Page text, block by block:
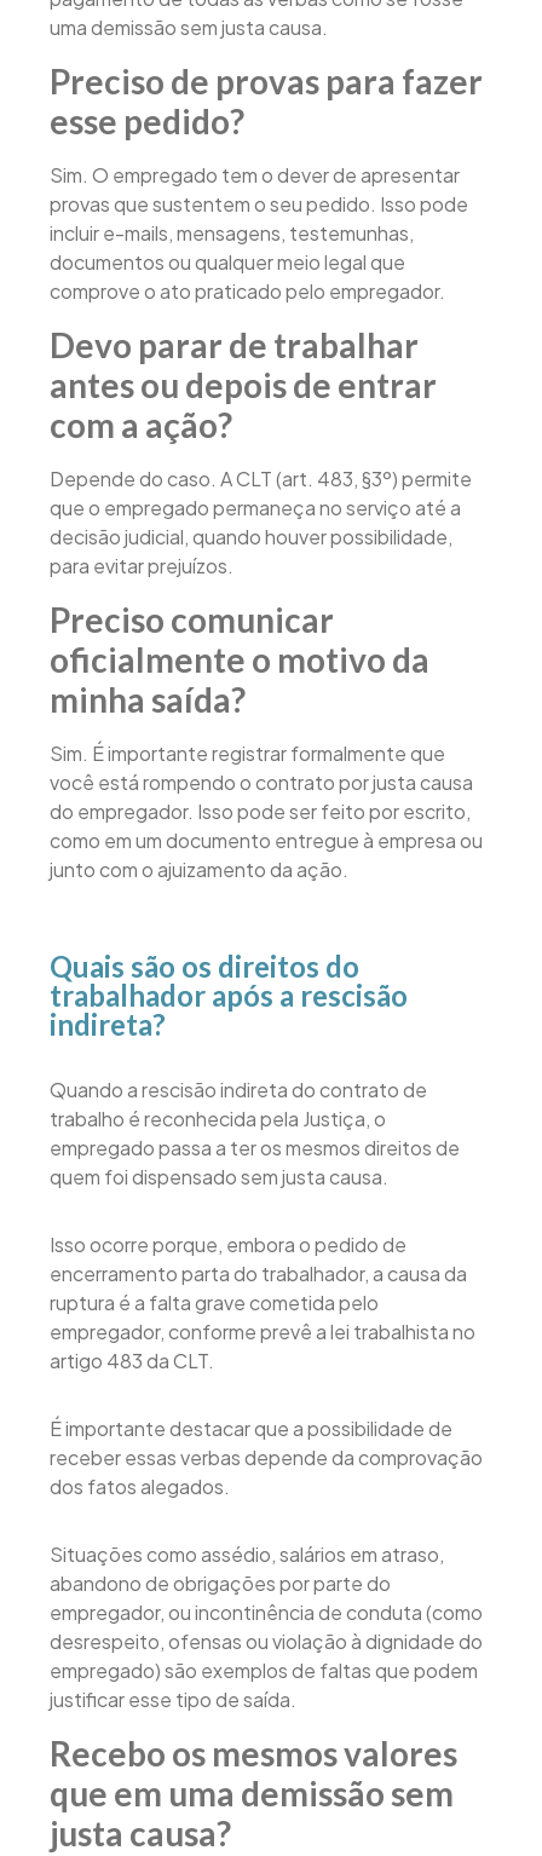
uma demissão sem justa causa.
Preciso de provas para fazer
esse pedido?
Sim. O empregado tem o dever de apresentar
provas que sustentem o seu pedido. Isso pode
incluir e-mails, mensagens, testemunhas,
documentos ou qualquer meio legal que
comprove o ato praticado pelo empregador.
Devo parar de trabalhar
antes ou depois de entrar
com a ação?
Depende do caso. A CLT (art. 483, §3º) permite
que o empregado permaneça no serviço até a
decisão judicial, quando houver possibilidade,
para evitar prejuízos.
Preciso comunicar
oficialmente o motivo da
minha saída?
Sim. É importante registrar formalmente que
você está rompendo o contrato por justa causa
do empregador. Isso pode ser feito por escrito,
como em um documento entregue à empresa ou
junto com o ajuizamento da ação.
Quais são os direitos do
trabalhador após a rescisão
indireta?
Quando a rescisão indireta do contrato de
trabalho é reconhecida pela Justiça, o
empregado passa a ter os mesmos direitos de
quem foi dispensado sem justa causa.
Isso ocorre porque, embora o pedido de
encerramento parta do trabalhador, a causa da
ruptura é a falta grave cometida pelo
empregador, conforme prevê a lei trabalhista no
artigo 483 da CLT.
É importante destacar que a possibilidade de
receber essas verbas depende da comprovação
dos fatos alegados.
Situações como assédio, salários em atraso,
abandono de obrigações por parte do
empregador, ou incontinência de conduta (como
desrespeito, ofensas ou violação à dignidade do
empregado) são exemplos de faltas que podem
justificar esse tipo de saída.
Recebo os mesmos valores
que em uma demissão sem
justa causa?